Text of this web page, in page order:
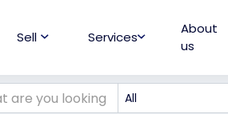
Sell Services
About
us
All